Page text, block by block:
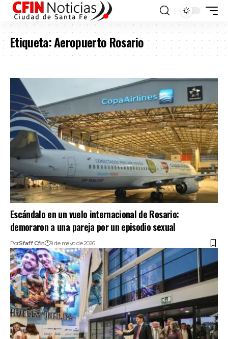
Etiqueta:Aeropuerto Rosario
Escándalo en un vuelo internacional de Rosario:
demoraron a una pareja por un episodio sexual
PorSfaff Cfin 9 de mayo de 2026